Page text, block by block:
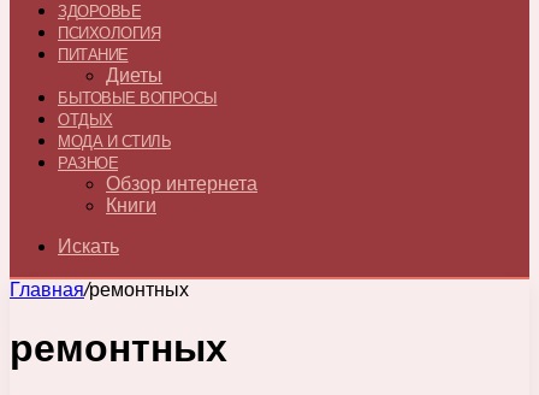
ЗДОРОВЬЕ
ПСИХОЛОГИЯ
ПИТАНИЕ
Диеты
БЫТОВЫЕ ВОПРОСЫ
ОТДЫХ
МОДА И СТИЛЬ
РАЗНОЕ
Обзор интернета
Книги
Искать
Главная/ремонтных
ремонтных